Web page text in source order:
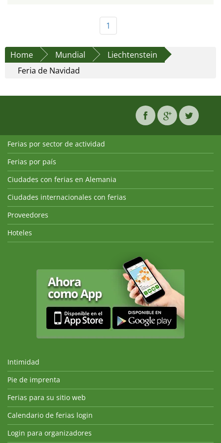
1
Home Mundial
Liechtenstein
Feria de Navidad
Ferias por sector de actividad
Ferias por país
Ciudades con ferias en Alemania
Ciudades internacionales con ferias
Proveedores
Hoteles
Intimidad
Pie de imprenta
Ferias para su sitio web
Calendario de ferias login
Login para organizadores